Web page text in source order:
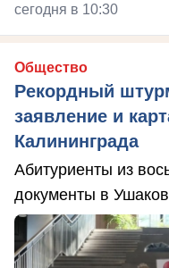
сегодня в 10:30
Общество
Рекордный
заявление и
Калининграда
Абитуриенты из
документы в